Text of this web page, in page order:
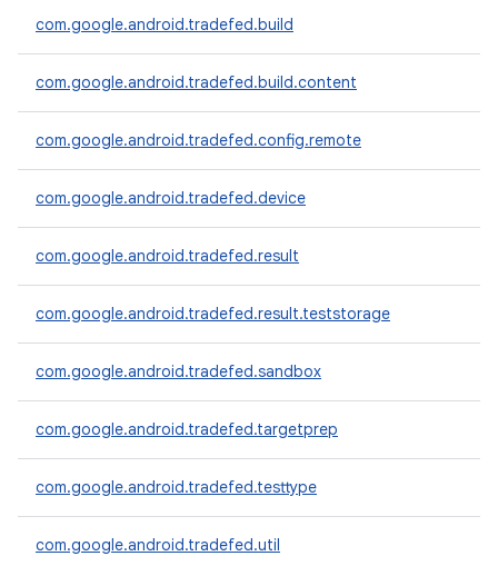
com.google.android.tradefed.build
com.google.android.tradefed.build.content
com.google.android.tradefed.config.remote
com.google.android.tradefed.device
com.google.android.tradefed.result
com.google.android.tradefed.result.teststorage
com.google.android.tradefed.sandbox
com.google.android.tradefed.targetprep
com.google.android.tradefed.testtype
com.google.android.tradefed.util